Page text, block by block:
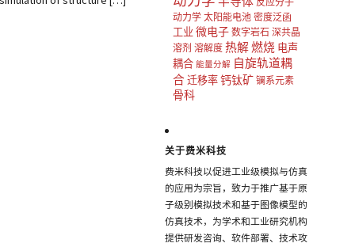
动力学 太阳能电池 密度泛函
工业 微电子 数字岩石 深共晶
溶剂 溶解度 热解燃烧 电声
耦合 能量分解 自旋轨道耦
合迁移率钙钛矿 镧系元素
骨科
关于费米科技
费米科技以促进工业级模拟与仿真
的应用为宗旨，致力于推广基于原
子级别模拟技术和基于图像模型的
仿真技术，为学术和工业研究机构
提供研发咨询、软件部署、技术攻